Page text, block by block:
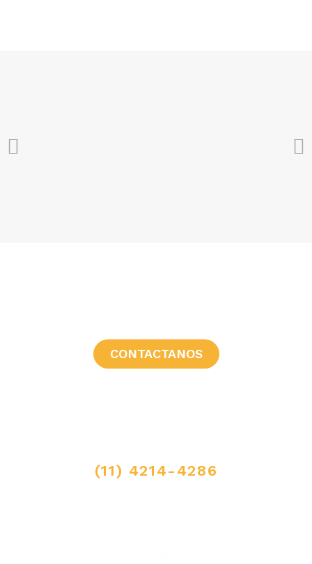
CONTACTANOS
(11) 4214-4286